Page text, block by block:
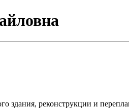
здания, реконструкции и